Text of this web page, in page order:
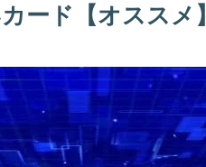
ード【オススメ】